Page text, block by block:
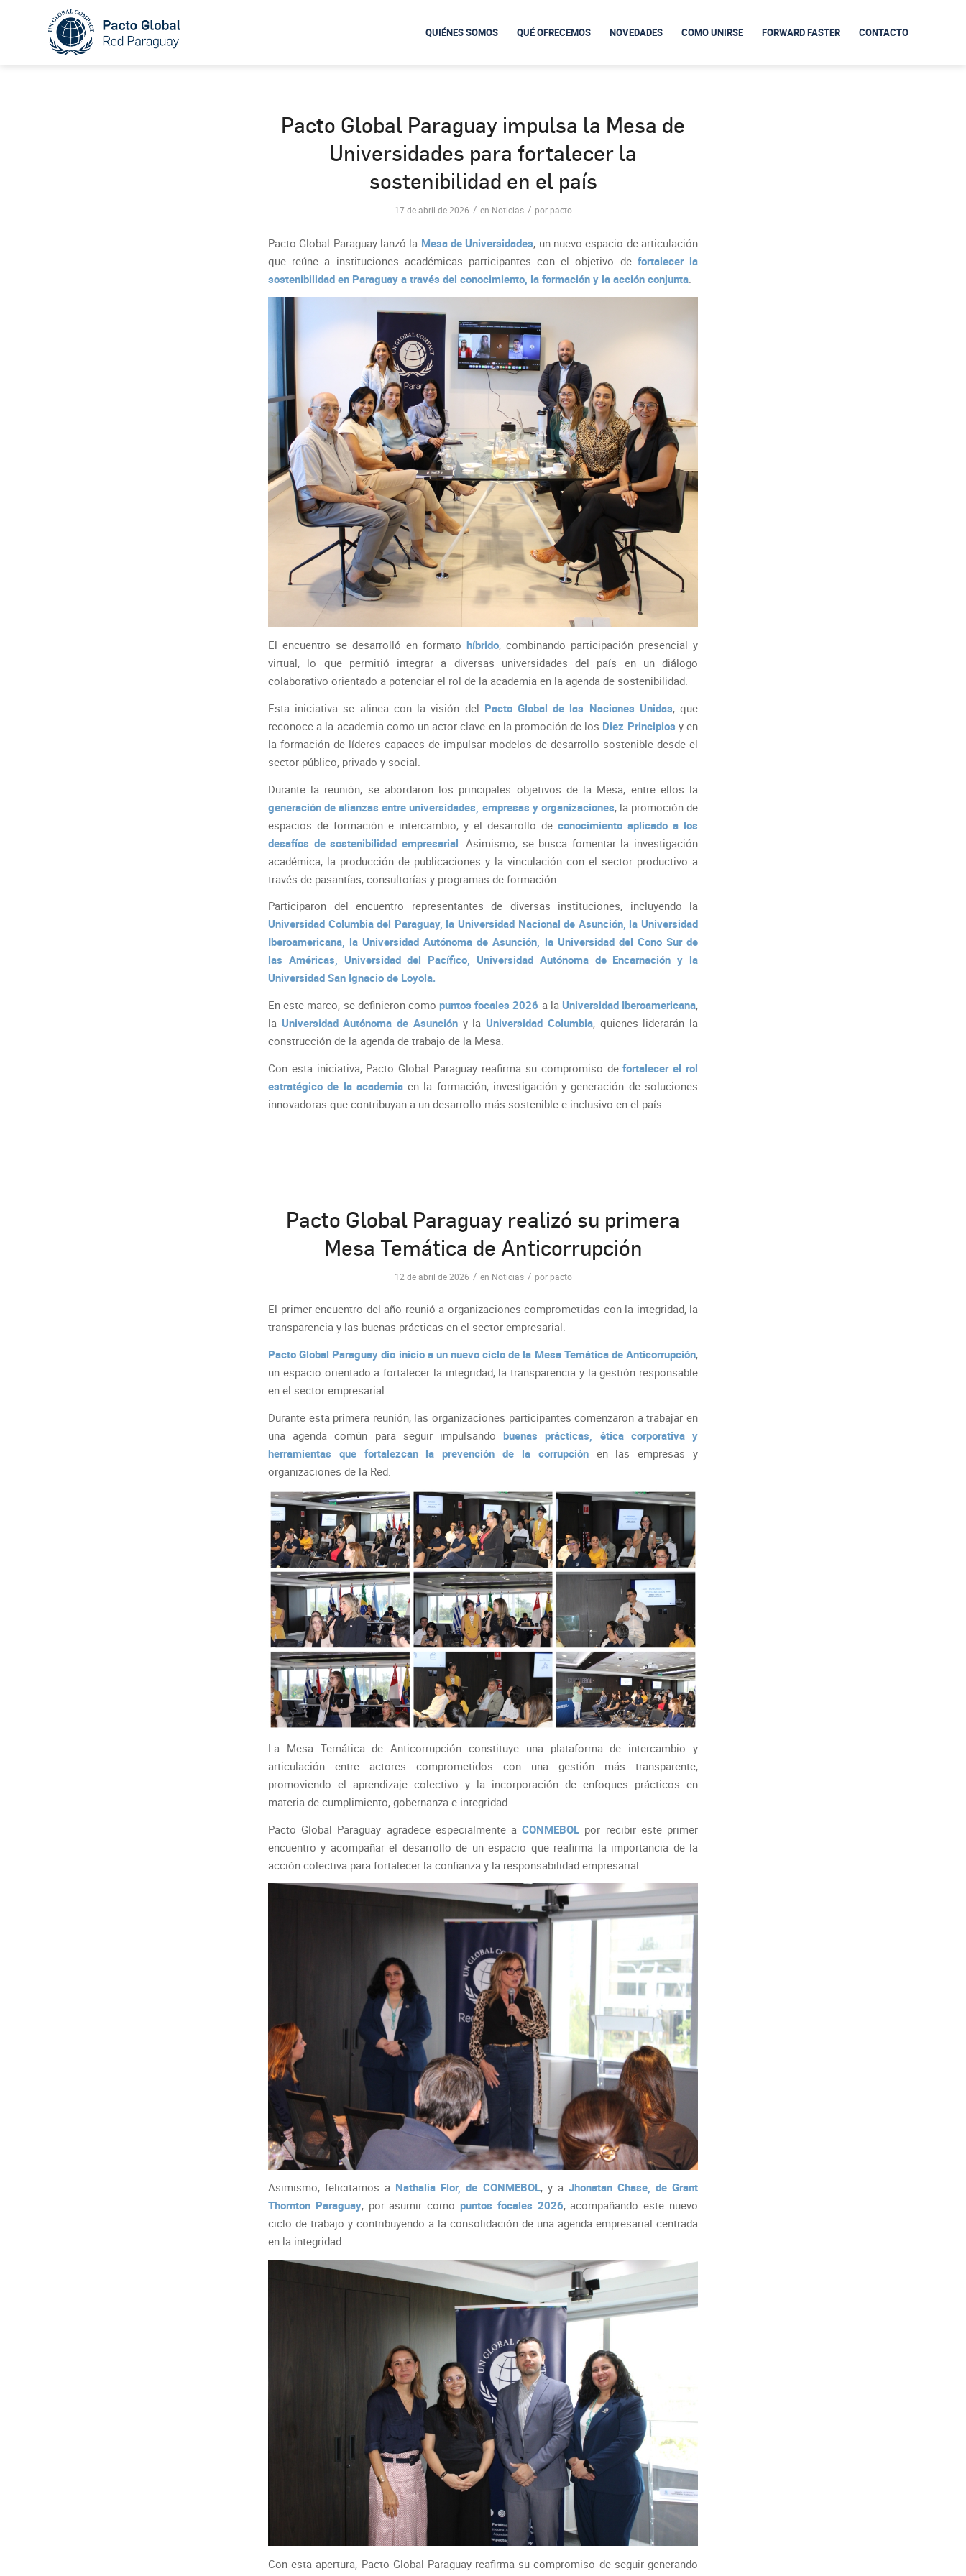
QUIÉNES SOMOS QUÉ OFRECEMOS NOVEDADES COMO UNIRSE FORWARD FASTER CONTACTO
Pacto Global Paraguay impulsa la Mesa de
Universidades para fortalecer la
sostenibilidad en el país
17 de abril de 2026 / en Noticias / por pacto
Pacto Global Paraguay lanzó la Mesa de Universidades, un nuevo espacio de articulación
que reúne a instituciones académicas participantes con el objetivo de fortalecer la
sostenibilidad en Paraguay a través del conocimiento, la formación y la acción conjunta
El encuentro se desarrolló en formato híbrido, combinando participación presencial y
virtual, lo que permitió integrar a diversas universidades del país en un diálogo
colaborativo orientado a potenciar el rol de la academia en la agenda de sostenibilidad.
Esta iniciativa se alinea con la visión del Pacto Global de las Naciones Unidas, que
reconoce a la academia como un actor clave en la promoción de los Diez Principios y en
la formación de líderes capaces de impulsar modelos de desarrollo sostenible desde el
sector público, privado y social.
Durante la reunión, se abordaron los principales objetivos de la Mesa, entre ellos la
generación de alianzas entre universidades, empresas y organizaciones, la promoción de
espacios de formación e intercambio, y el desarrollo de conocimiento aplicado a los
desafíos de sostenibilidad empresarial . Asimismo, se busca fomentar la investigación
académica, la producción de publicaciones y la vinculación con el sector productivo a
través de pasantías, consultorías y programas de formación.
Participaron del encuentro representantes de diversas instituciones, incluyendo la
Universidad Columbia del Paraguay, la Universidad Nacional de Asunción, la Universidad
Iberoamericana, la Universidad Autónoma de Asunción, la Universidad del Cono Sur de
las Américas, Universidad del Pacífico, Universidad Autónoma de Encarnación y la
Universidad San Ignacio de Loyola.
En este marco, se definieron como puntos focales 2026 a la Universidad Iberoamericana,
la Universidad Autónoma de Asuncióny laUniversidad Columbia, quienes liderarán la
construcción de la agenda de trabajo de la Mesa.
Con esta iniciativa, Pacto Global Paraguay reafirma su compromiso defortalecer el rol
estratégico de la academiaen la formación, investigación y generación de soluciones
innovadoras que contribuyan a un desarrollo más sostenible e inclusivo en el país.
Pacto Global Paraguay realizó su primera
Mesa Temática de Anticorrupción
12 de abril de 2026 / en Noticias / por pacto
El primer encuentro del año reunió a organizaciones comprometidas con la integridad, la
transparencia y las buenas prácticas en el sector empresarial.
Pacto Global Paraguay dio inicio a un nuevo ciclo de la Mesa Temática de Anticorrupción,
un espacio orientado a fortalecer la integridad, la transparencia y la gestión responsable
en el sector empresarial.
Durante esta primera reunión, las organizaciones participantes comenzaron a trabajar en
una agenda común para seguir impulsandobuenas prácticas, ética corporativa y
herramientas que fortalezcan la prevención de la corrupciónen las empresas y
organizaciones de la Red.
La Mesa Temática de Anticorrupción constituye una plataforma de intercambio y
articulación entre actores comprometidos con una gestión más transparente,
promoviendo el aprendizaje colectivo y la incorporación de enfoques prácticos en
materia de cumplimiento, gobernanza e integridad.
Pacto Global Paraguay agradece especialmente aCONMEBOL por recibir este primer
encuentro y acompañar el desarrollo de un espacio que reafirma la importancia de la
acción colectiva para fortalecer la confianza y la responsabilidad empresarial.
Asimismo, felicitamos a Nathalia Flor, de CONMEBOL, y a Jhonatan Chase, de Grant
Thornton Paraguay, por asumir comopuntos focales 2026, acompañando este nuevo
ciclo de trabajo y contribuyendo a la consolidación de una agenda empresarial centrada
en la integridad.
Con esta apertura, Pacto Global Paraguay reafirma su compromiso de seguir generando